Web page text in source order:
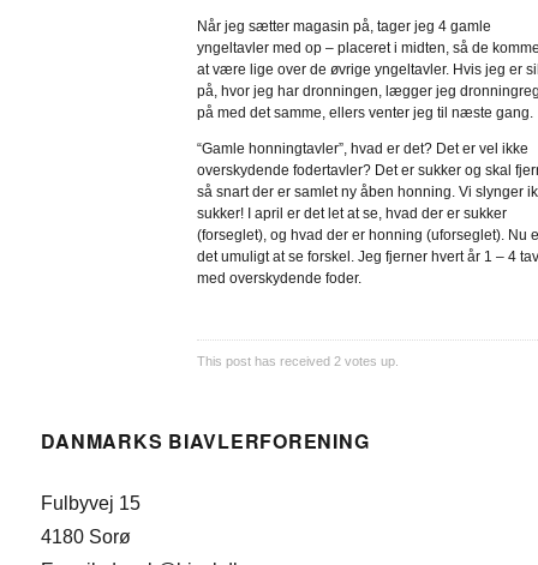
Når jeg sætter magasin på, tager jeg 4 gamle
yngeltavler med op – placeret i midten, så de
at være lige over de øvrige yngeltavler. Hvis jeg er
på, hvor jeg har dronningen, lægger jeg
på med det samme, ellers venter jeg til næste gang.
“Gamle honningtavler”, hvad er det? Det er vel ikke
overskydende fodertavler? Det er sukker og skal
så snart der er samlet ny åben honning. Vi slynger
sukker! I april er det let at se, hvad der er sukker
(forseglet), og hvad der er honning (uforseglet). Nu
det umuligt at se forskel. Jeg fjerner hvert år 1 – 4
med overskydende foder.
This post has received 2 votes up.
DANMARKS BIAVLERFORENING
Fulbyvej 15
4180 Sorø